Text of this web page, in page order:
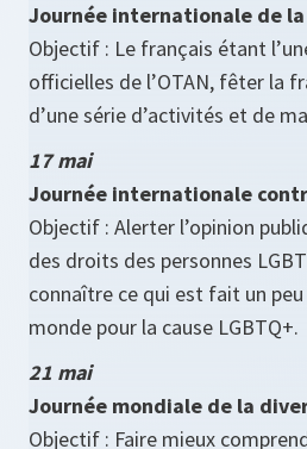
Journée internationale de la
Objectif : Le français étant
officielles de l’OTAN, fêter la
d’une série d’activités et de
17 mai
Journée internationale
Objectif : Alerter l’opinion
des droits des personnes
connaître ce qui est fait un
monde pour la cause LGBTQ+.
21 mai
Journée mondiale de la
Objectif : Faire mieux